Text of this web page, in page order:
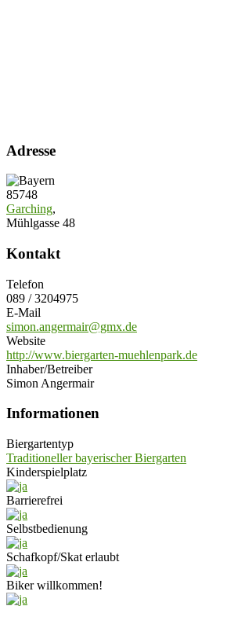
Adresse
85748
Garching,
Mühlgasse 48
Kontakt
Telefon
089 / 3204975
E-Mail
simon.angermair@gmx.de
Website
http://www.biergarten-muehlenpark.de
Inhaber/Betreiber
Simon Angermair
Informationen
Biergartentyp
Traditioneller bayerischer Biergarten
Kinderspielplatz
Barrierefrei
Selbstbedienung
Schafkopf/Skat erlaubt
Biker willkommen!